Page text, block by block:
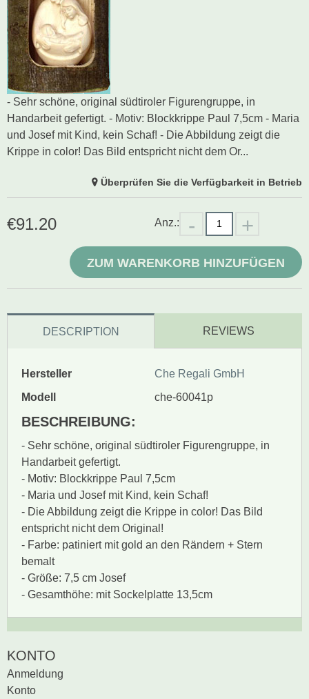
- Sehr schöne, original südtiroler Figurengruppe, in
Handarbeit gefertigt. - Motiv: Blockkrippe Paul 7,5cm - Maria
und Josef mit Kind, kein Schaf! - Die Abbildung zeigt die
Krippe in color! Das Bild entspricht nicht dem Or...
Überprüfen Sie die Verfügbarkeit in Betrieb
€91.20 Anz.:
ZUM WARENKORB HINZUFÜGEN
DESCRIPTION REVIEWS
Hersteller
Che Regali GmbH
Modell
che-60041p
BESCHREIBUNG:
- Sehr schöne, original südtiroler Figurengruppe, in
Handarbeit gefertigt.
- Motiv: Blockkrippe Paul 7,5cm
- Maria und Josef mit Kind, kein Schaf!
- Die Abbildung zeigt die Krippe in color! Das Bild
entspricht nicht dem Original!
- Farbe: patiniert mit gold an den Rändern + Stern
bemalt
- Größe: 7,5 cm Josef
- Gesamthöhe: mit Sockelplatte 13,5cm
Produktrezensionen.
Sei der erste, der
Bewertung schreiben
KONTO
Anmeldung
Konto